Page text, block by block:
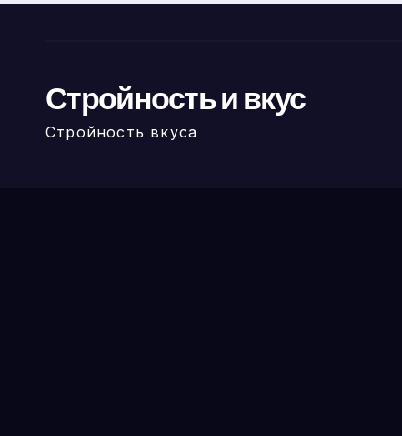
Стройность и вкус
Стройность вкуса